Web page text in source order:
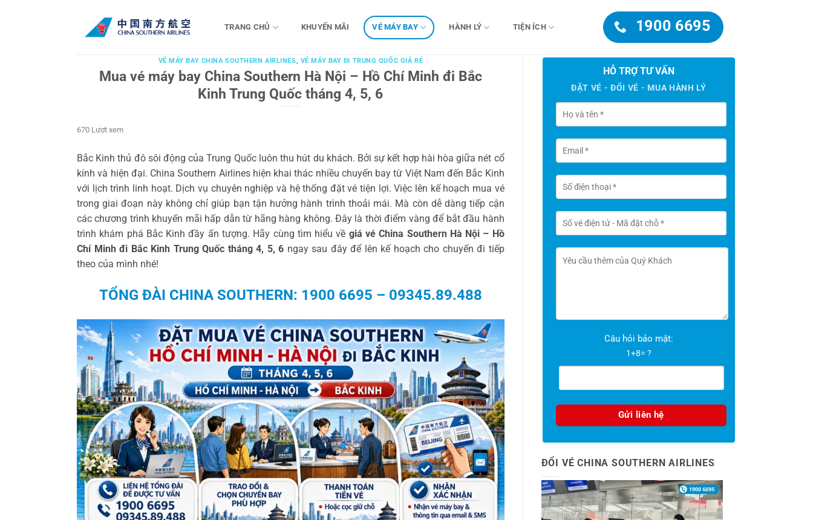
TRANG CHỦ KHUYẾN MÃI VÉ MÁY BAY HÀNH LÝ TIỆN ÍCH 1900 6695
VÉ MÁY BAY CHINA SOUTHERN AIRLINES, VÉ MÁY BAY ĐI TRUNG QUỐC GIÁ RẺ
Mua vé máy bay China Southern Hà Nội – Hồ Chí Minh đi Bắc
Kinh Trung Quốc tháng 4, 5, 6
670 Lượt xem
Bắc Kinh thủ đô sôi động của Trung Quốc luôn thu hút du khách. Bởi sự kết hợp hài hòa giữa nét cổ
kính và hiện đại. China Southern Airlines hiện khai thác nhiều chuyến bay từ Việt Nam đến Bắc Kinh
với lịch trình linh hoạt. Dịch vụ chuyên nghiệp và hệ thống đặt vé tiện lợi. Việc lên kế hoạch mua vé
trong giai đoạn này không chỉ giúp bạn tận hưởng hành trình thoải mái. Mà còn dễ dàng tiếp cận
các chương trình khuyến mãi hấp dẫn từ hãng hàng không. Đây là thời điểm vàng để bắt đầu hành
trình khám phá Bắc Kinh đầy ấn tượng. Hãy cùng tìm hiểu về giá vé China Southern Hà Nội – Hồ
Chí Minh đi Bắc Kinh Trung Quốc tháng 4, 5, 6 ngay sau đây để lên kế hoạch cho chuyến đi tiếp
theo của mình nhé!
TỔNG ĐÀI CHINA SOUTHERN: 1900 6695 – 09345.89.488
HỖ TRỢ TƯ VẤN
ĐẶT VÉ - ĐỔI VÉ - MUA HÀNH LÝ
Câu hỏi bảo mật:
1+8= ?
ĐỔI VÉ CHINA SOUTHERN AIRLINES